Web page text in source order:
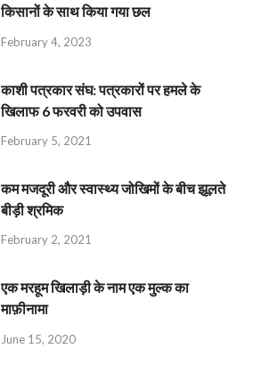
किसानों के साथ किया गया छल
February 4, 2023
काशी पत्रकार संघ: पत्रकारों पर हमले के
खिलाफ 6 फरवरी को उपवास
February 5, 2021
कम मजदूरी और स्वास्थ्य जोखिमों के बीच झूलते
बीड़ी श्रमिक
February 2, 2021
एक मरहूम खिलाड़ी के नाम एक मुल्क का
माफ़ीनामा
June 15, 2020